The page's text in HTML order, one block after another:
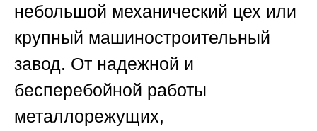
небольшой механический цех или
крупный машиностроительный
завод. От надежной и
бесперебойной работы
металлорежущих,